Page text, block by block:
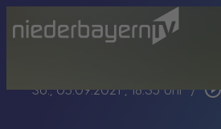
So., 05.09.2021, 18:35 Uhr /